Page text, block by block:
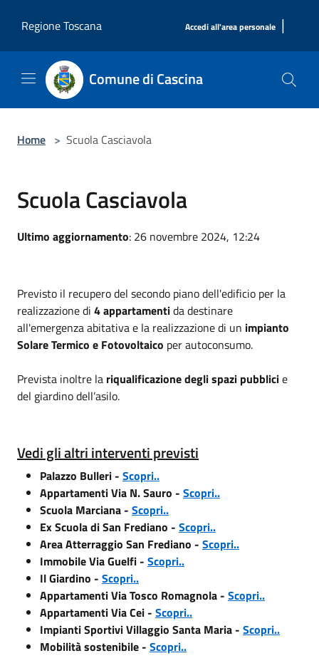
Regione Toscana
Accedi all'area personale |
Comune di Cascina
Home > Scuola Casciavola
Scuola Casciavola
Ultimo aggiornamento: 26 novembre 2024, 12:24
Previsto il recupero del secondo piano dell'edificio per la
realizzazione di 4 appartamentida destinare
all'emergenza abitativa e la realizzazione di un impianto
Solare Termico e Fotovoltaico per autoconsumo.
Prevista inoltre la riqualificazione degli spazi pubblicie
del giardino dell’asilo.
Vedi gli altri interventi previsti
Palazzo Bulleri - Scopri..
Appartamenti Via N. Sauro - Scopri..
Scuola Marciana - Scopri..
Ex Scuola di San Frediano - Scopri..
Area Atterraggio San Frediano - Scopri..
Immobile Via Guelfi - Scopri..
Il Giardino - Scopri..
Appartamenti Via Tosco Romagnola - Scopri..
Appartamenti Via Cei - Scopri..
Impianti Sportivi Villaggio Santa Maria - Scopri..
Mobilità sostenibile - Scopri..